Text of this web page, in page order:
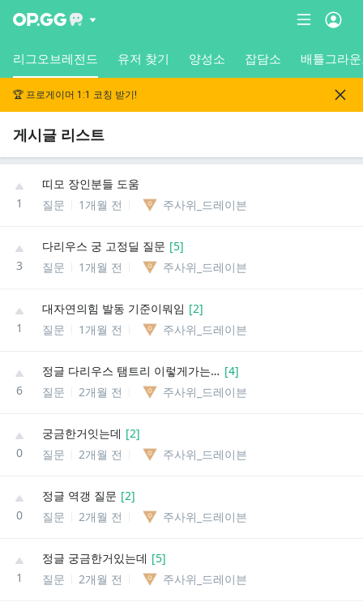
리그오브레전드 유저 찾기 양성소 잡담소 배틀그라
🏆 프로게이머 1:1 코칭 받기!
게시글 리스트
1
띠모 장인분들 도움
질문
1개월 전 주사위_드레이븐
3
다리우스 궁 고정딜 질문 [5]
질문
1개월 전 주사위_드레이븐
1
대자연의힘 발동 기준이뭐임 [2]
질문
1개월 전 주사위_드레이븐
6
정글 다리우스 탬트리 이렇게가는거 어떰 [4]
질문
2개월 전 주사위_드레이븐
0
궁금한거잇는데 [2]
질문
2개월 전 주사위_드레이븐
0
정글 역갱 질문 [2]
질문
2개월 전 주사위_드레이븐
1
정글 궁금한거있는데 [5]
질문
2개월 전 주사위_드레이븐